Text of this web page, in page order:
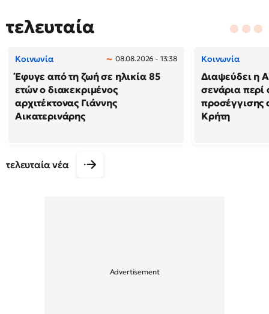
τελευταία
Κοινωνία 08.08.2026 - 13:38
Έφυγε από τη ζωή σε ηλικία 85
ετών ο διακεκριμένος
αρχιτέκτονας Γιάννης
Αικατερινάρης
Κοινωνία
Διαψεύδει η
σενάρια περί
προσέγγισης
Κρήτη
τελευταία νέα